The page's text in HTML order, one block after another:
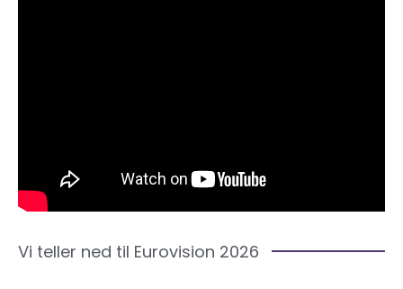
Vi teller ned til Eurovision 2026